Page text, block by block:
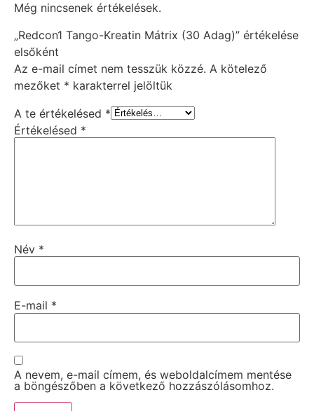
Még nincsenek értékelések.
„Redcon1 Tango-Kreatin Mátrix (30 Adag)” értékelése
elsőként
Az e-mail címet nem tesszük közzé. A kötelező
mezőket * karakterrel jelöltük
A te értékelésed *
Értékelésed *
Név *
E-mail *
A nevem, e-mail címem, és weboldalcímem mentése
a böngészőben a következő hozzászólásomhoz.